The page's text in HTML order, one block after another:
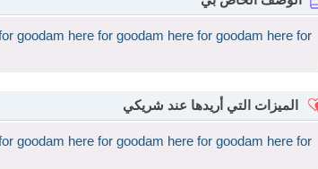
goodam here for goodam here for goodam here for
الميزات التي أريدها عند شريكي
goodam here for goodam here for goodam here for